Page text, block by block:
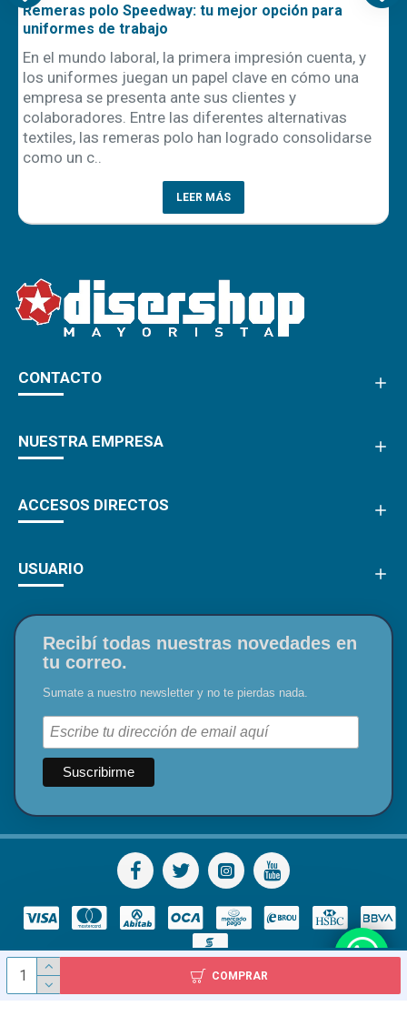
COMPRAR
Remeras polo Speedway: tu mejor opción para
uniformes de trabajo
En el mundo laboral, la primera impresión cuenta, y
los uniformes juegan un papel clave en cómo una
empresa se presenta ante sus clientes y
colaboradores. Entre las diferentes alternativas
textiles, las remeras polo han logrado consolidarse
como un c..
LEER MÁS
CONTACTO
NUESTRA EMPRESA
ACCESOS DIRECTOS
USUARIO
Recibí todas nuestras novedades en
tu correo.
Sumate a nuestro newsletter y no te pierdas nada.